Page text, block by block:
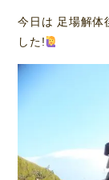
今日は 足場解体
した!